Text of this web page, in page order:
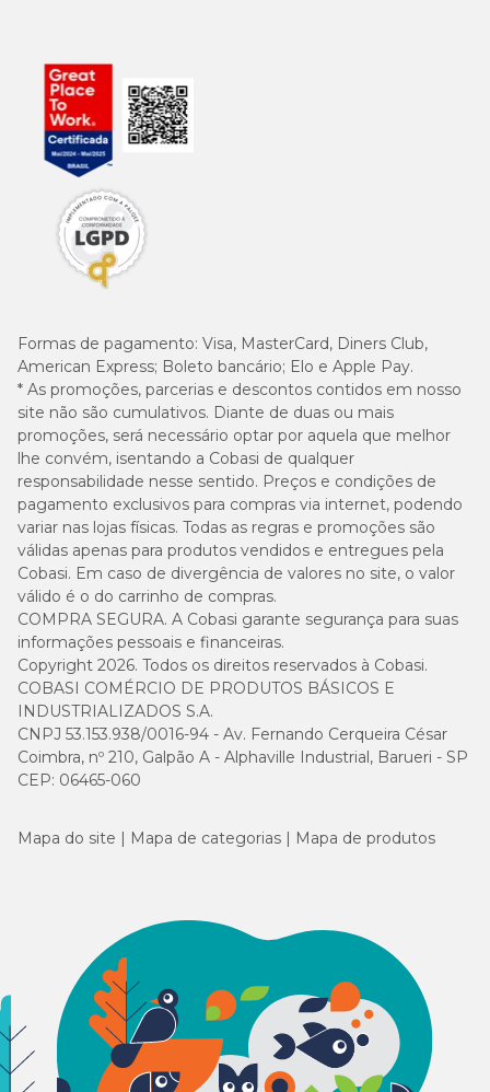
Formas de pagamento: Visa, MasterCard, Diners Club,
American Express; Boleto bancário; Elo e Apple Pay.
* As promoções, parcerias e descontos contidos em nosso
site não são cumulativos. Diante de duas ou mais
promoções, será necessário optar por aquela que melhor
lhe convém, isentando a Cobasi de qualquer
responsabilidade nesse sentido. Preços e condições de
pagamento exclusivos para compras via internet, podendo
variar nas lojas físicas. Todas as regras e promoções são
válidas apenas para produtos vendidos e entregues pela
Cobasi. Em caso de divergência de valores no site, o valor
válido é o do carrinho de compras.
COMPRA SEGURA. A Cobasi garante segurança para suas
informações pessoais e financeiras.
Copyright 2026. Todos os direitos reservados à Cobasi.
COBASI COMÉRCIO DE PRODUTOS BÁSICOS E
INDUSTRIALIZADOS S.A.
CNPJ 53.153.938/0016-94 - Av. Fernando Cerqueira César
Coimbra, nº 210, Galpão A - Alphaville Industrial, Barueri - SP
CEP: 06465-060
Mapa do site Mapa de categorias Mapa de produtos